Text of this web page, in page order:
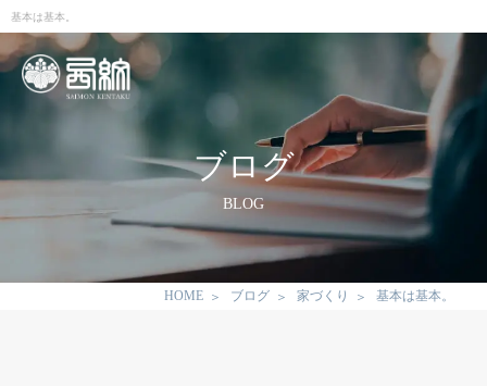
基本は基本。
ブログ
BLOG
HOME ブログ 家づくり 基本は基本。